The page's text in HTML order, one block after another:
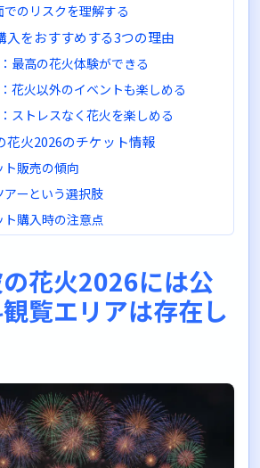
でのリスクを理解する
入をおすすめする3つの理由
最高の花火体験ができる
花火以外のイベントも楽しめる
ストレスなく花火を楽しめる
花火2026のチケット情報
ト販売の傾向
アーという選択肢
ト購入時の注意点
ておきたいポイント
報の確認
から楽しむために
花火2026には公
覧エリアは存在し